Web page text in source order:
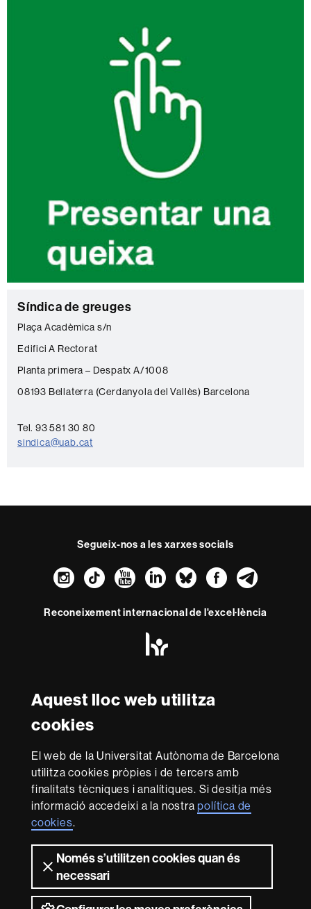
Aquest lloc web utilitza
cookies
El web de la Universitat Autònoma de Barcelona
utilitza cookies pròpies i de tercers amb
finalitats tècniques i analítiques. Si desitja més
informació accedeixi a la nostrapolítica de
cookies.
Només s’utilitzen cookies quan és
necessari
C
o
n
t
a
t
e
Síndica de greuges
Plaça Acadèmica s/n
Edifici A Rectorat
Planta primera – Despatx A/1008
08193 Bellaterra (Cerdanyola del Vallès) Barcelona
Tel. 93 581 30 80
sindica@uab.cat
Segueix-nos a les xarxes socials
Instagram
TikTokYouTube
LinkedIn
Bluesky
Reconeixement internacional de l'excel·lència
-
Euraxess
Amb el finançament de
Sobre
aquest
web
Avís legal Protecció de dades Sobre el
web Accessibilitat web Mapa del web UAB
docència de qualitat i excel·lència, diversificada,
multidisciplinària i flexible, ajustada a les necessitats de
la societat i adaptada als nous models de l'Europa del
coneixement. La UAB és reconeguda internacionalment